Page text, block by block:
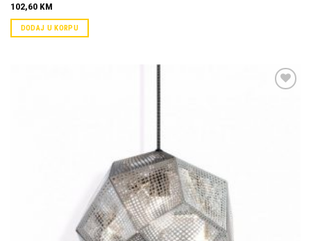
102,60 KM
DODAJ U KORPU